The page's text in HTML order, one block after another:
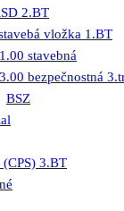
2.BT
vložka 1.BT
stavebná
bezpečnostná
BSZ
(CPS) 3.BT